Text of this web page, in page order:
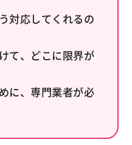
対応してくれるの
て、どこに限界が
に、専門業者が必